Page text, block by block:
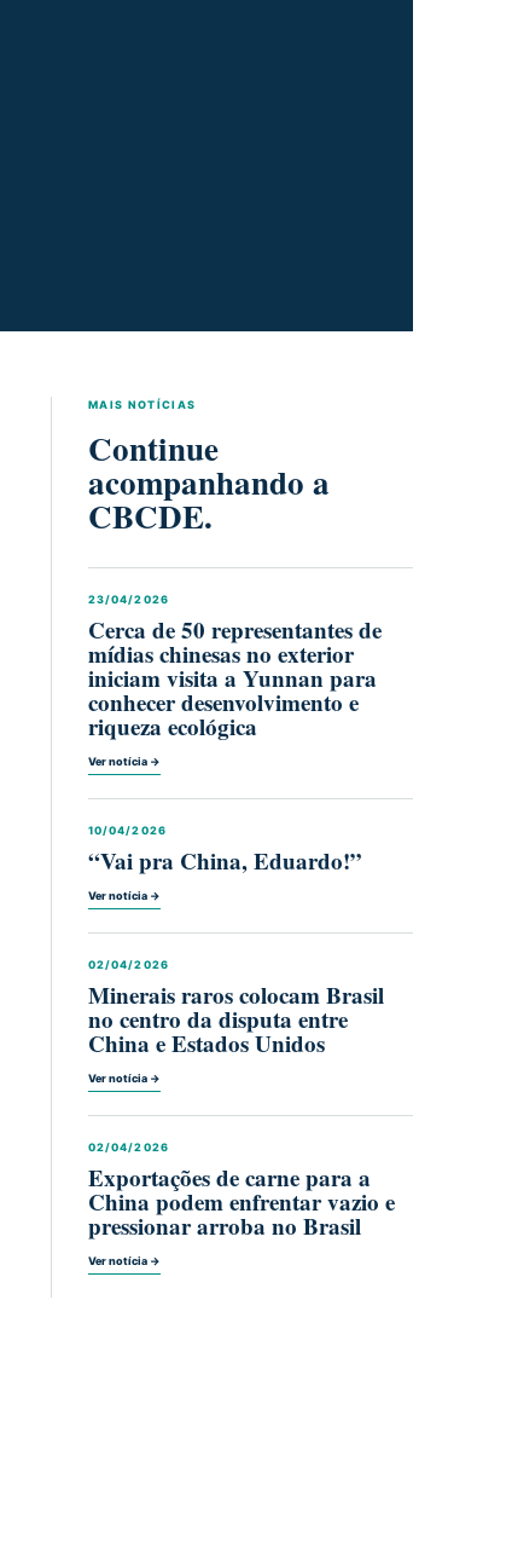
MAIS NOTÍCIAS
Continue
acompanhando a
CBCDE.
23/04/2026
Cerca de 50 representantes de
mídias chinesas no exterior
iniciam visita a Yunnan para
conhecer desenvolvimento e
riqueza ecológica
Ver notícia →
10/04/2026
“Vai pra China, Eduardo!”
Ver notícia →
02/04/2026
Minerais raros colocam Brasil
no centro da disputa entre
China e Estados Unidos
Ver notícia →
02/04/2026
Exportações de carne para a
China podem enfrentar vazio e
pressionar arroba no Brasil
Ver notícia →